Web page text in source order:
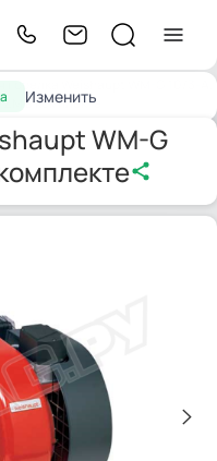
Изменить
ZM в комплекте
WM-G